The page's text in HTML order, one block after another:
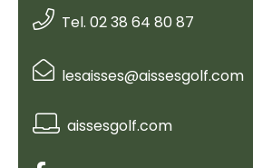
Tel. 02 38 64 80 87
lesaisses@aissesgolf.com
aissesgolf.com